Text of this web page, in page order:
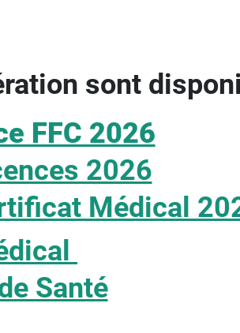
sont
FFC 2026
2026
Médical
Santé